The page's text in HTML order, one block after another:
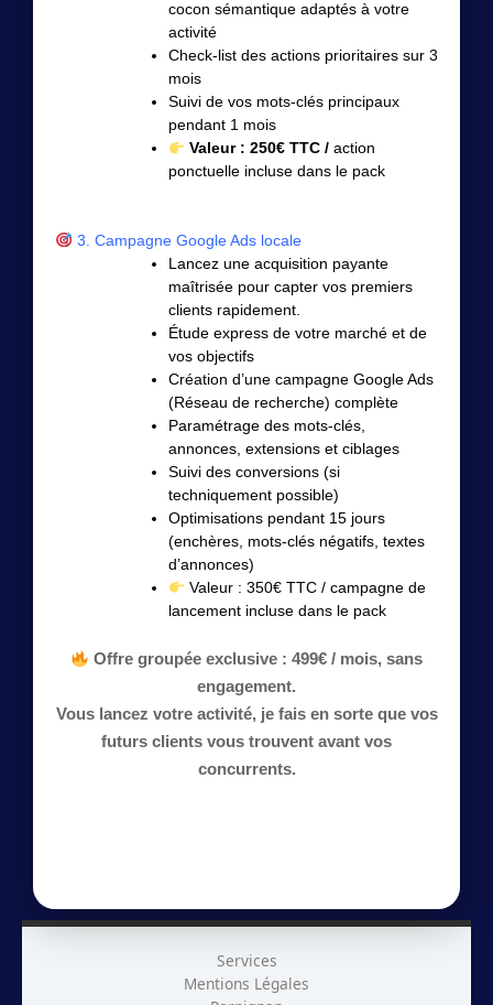
cocon sémantique adaptés à votre
activité
Check-list des actions prioritaires sur 3
mois
Suivi de vos mots-clés principaux
pendant 1 mois
Valeur : 250€ TTC / action
ponctuelle incluse dans le pack
3. Campagne Google Ads locale
Lancez une acquisition payante
maîtrisée pour capter vos premiers
clients rapidement.
Étude express de votre marché et de
vos objectifs
Création d’une campagne Google Ads
(Réseau de recherche) complète
Paramétrage des mots-clés,
annonces, extensions et ciblages
Suivi des conversions (si
techniquement possible)
Optimisations pendant 15 jours
(enchères, mots-clés négatifs, textes
d’annonces)
Valeur : 350€ TTC / campagne de
lancement incluse dans le pack
Offre groupée exclusive : 499€ / mois, sans
engagement.
Vous lancez votre activité, je fais en sorte que vos
futurs clients vous trouvent avant vos
concurrents.
Services
Mentions Légales